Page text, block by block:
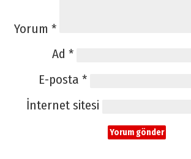
Yorum *
Ad *
E-posta *
İnternet sitesi